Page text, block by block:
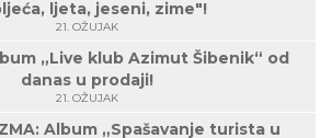
ljeta, jeseni, zime"!
21. OŽUJAK
„Live klub Azimut Šibenik“ od
danas u prodaji!
21. OŽUJAK
Album „Spašavanje turista u